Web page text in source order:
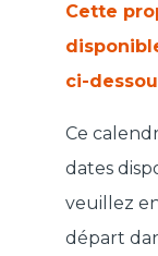
Cette
ci-
Ce
dates
veuillez
départ